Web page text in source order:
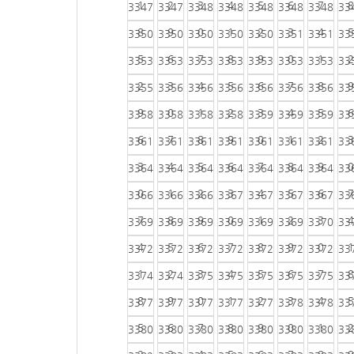
1 2 3 4 5 6 7 8
3347
8
3347
9
3348
0
3348
1
3348
2
3348
3
3348
4 5
3350
5
3350
6
3350
7
3350
8
3350
9
3351
0
3351
1 2
3353
2
3353
3
3353
4
3353
5
3353
6
3353
7
3353
8 9
3355
9
3356
0
3356
1
3356
2
3356
3
3356
4
3356
5 6
3358
6
3358
7
3358
8
3358
9
3359
0
3359
1
3359
2 3
3361
3
3361
4
3361
5
3361
6
3361
7
3361
8
3361
9 0
3364
0
3364
1
3364
2
3364
3
3364
4
3364
5
3364
6 7
3366
7
3366
8
3366
9
3367
0
3367
1
3367
2
3367
3 4
3369
4
3369
5
3369
6
3369
7
3369
8
3369
9
3370
0 1
3372
1
3372
2
3372
3
3372
4
3372
5
3372
6
3372
7 8
3374
8
3374
9
3375
0
3375
1
3375
2
3375
3
3375
4 5
3377
5
3377
6
3377
7
3377
8
3377
9
3378
0
3378
1 2
3380 3380 3380 3380 3380 3380 3380